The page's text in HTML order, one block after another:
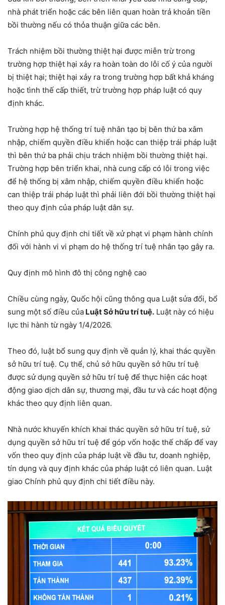
nhà phát triển hoặc các bên liên quan hoàn trả khoản tiền
bồi thường nếu có thỏa thuận giữa các bên.
Trách nhiệm bồi thường thiệt hại được miễn trừ trong
trường hợp thiệt hại xảy ra hoàn toàn do lỗi cố ý của người
bị thiệt hại; thiệt hại xảy ra trong trường hợp bất khả kháng
hoặc tình thế cấp thiết, trừ trường hợp pháp luật có quy
định khác.
Trường hợp hệ thống trí tuệ nhân tạo bị bên thứ ba xâm
nhập, chiếm quyền điều khiển hoặc can thiệp trái pháp luật
thì bên thứ ba phải chịu trách nhiệm bồi thường thiệt hại.
Trường hợp bên triển khai, nhà cung cấp có lỗi trong việc
để hệ thống bị xâm nhập, chiếm quyền điều khiển hoặc
can thiệp trái pháp luật thì phải liên đới bồi thường thiệt hại
theo quy định của pháp luật dân sự.
Chính phủ quy định chi tiết về xử phạt vi phạm hành chính
đối với hành vi vi phạm do hệ thống trí tuệ nhân tạo gây ra.
Quy định mô hình đô thị công nghệ cao
Chiều cùng ngày, Quốc hội cũng thông qua Luật sửa đổi, bổ
sung một số điều của Luật Sở hữu trí tuệ. Luật này có hiệu
lực thi hành từ ngày 1/4/2026.
Theo đó, luật bổ sung quy định về quản lý, khai thác quyền
sở hữu trí tuệ. Cụ thể, chủ sở hữu quyền sở hữu trí tuệ
được sử dụng quyền sở hữu trí tuệ để thực hiện các hoạt
động giao dịch dân sự, thương mại, đầu tư và các hoạt động
khác theo quy định liên quan.
Nhà nước khuyến khích khai thác quyền sở hữu trí tuệ, sử
dụng quyền sở hữu trí tuệ để góp vốn hoặc thế chấp để vay
vốn theo quy định của pháp luật về đầu tư, doanh nghiệp,
tín dụng và quy định khác của pháp luật có liên quan. Luật
giao Chính phủ quy định chi tiết điều này.